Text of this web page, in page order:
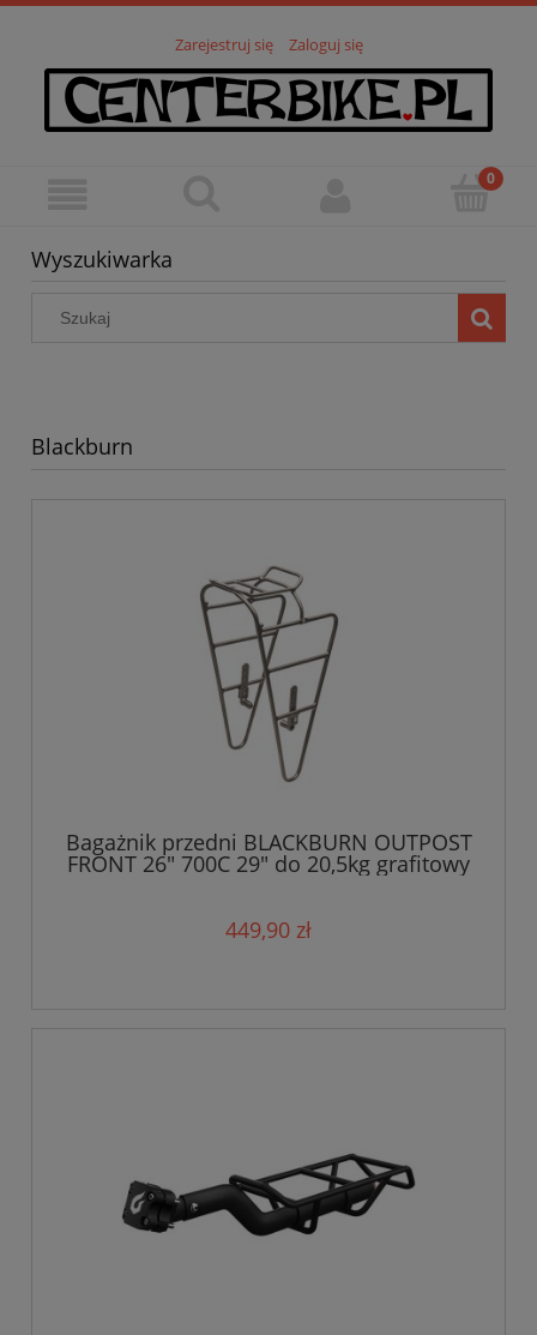
Zarejestruj się Zaloguj się
Wyszukiwarka
Blackburn
Bagażnik przedni BLACKBURN OUTPOST
FRONT 26" 700C 29" do 20,5kg grafitowy
449,90 zł